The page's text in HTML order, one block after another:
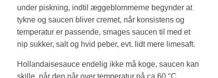
under piskning, indtil æggeblommerne begynder at
tykne og saucen bliver cremet, når konsistens og
temperatur er passende, smages saucen til med et
nip sukker, salt og hvid peber, evt. lidt mere limesaft.
Hollandaisesauce endelig ikke må koge, saucen kan
skille, når den når over temperatur på ca 60 °C.